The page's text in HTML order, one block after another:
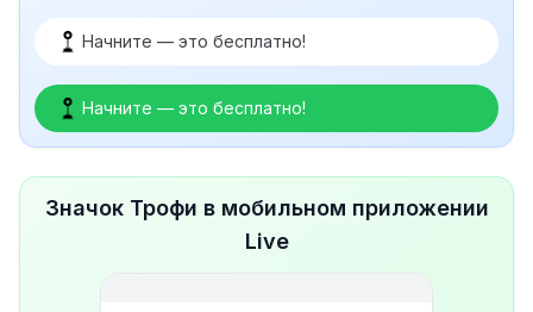
Начните — это бесплатно!
Начните — это бесплатно!
Значок Трофи в мобильном приложении
Live